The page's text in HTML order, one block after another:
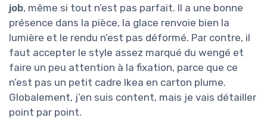
job, même si tout n’est pas parfait. Il a une bonne
présence dans la pièce, la glace renvoie bien la
lumière et le rendu n’est pas déformé. Par contre, il
faut accepter le style assez marqué du wengé et
faire un peu attention à la fixation, parce que ce
n’est pas un petit cadre Ikea en carton plume.
Globalement, j’en suis content, mais je vais détailler
point par point.